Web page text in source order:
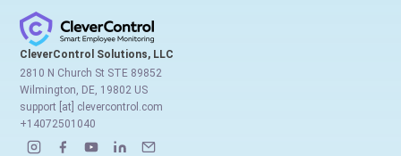
CleverControl Solutions, LLC
2810 N Church St STE 89852
Wilmington, DE, 19802 US
support [at] clevercontrol.com
+14072501040